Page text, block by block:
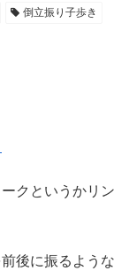
倒立振り子歩き
クというかリン
後に振るような